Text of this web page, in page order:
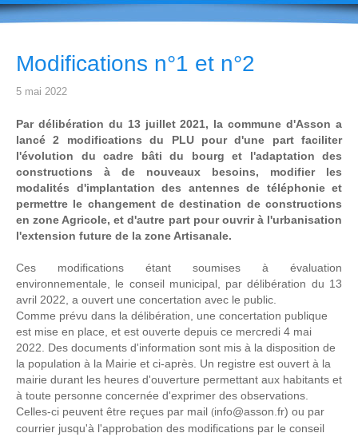
Modifications n°1 et n°2
5 mai 2022
Par délibération du 13 juillet 2021, la commune d'Asson a
lancé 2 modifications du PLU pour d'une part faciliter
l'évolution du cadre bâti du bourg et l'adaptation des
constructions à de nouveaux besoins, modifier les
modalités d'implantation des antennes de téléphonie et
permettre le changement de destination de constructions
en zone Agricole, et d'autre part pour ouvrir à l'urbanisation
l'extension future de la zone Artisanale.
Ces modifications étant soumises à évaluation
environnementale, le conseil municipal, par délibération du 13
avril 2022, a ouvert une concertation avec le public.
Comme prévu dans la délibération, une concertation publique
est mise en place, et est ouverte depuis ce mercredi 4 mai
2022. Des documents d'information sont mis à la disposition de
la population à la Mairie et ci-après. Un registre est ouvert à la
mairie durant les heures d'ouverture permettant aux habitants et
à toute personne concernée d'exprimer des observations.
Celles-ci peuvent être reçues par mail (info@asson.fr) ou par
courrier jusqu'à l'approbation des modifications par le conseil